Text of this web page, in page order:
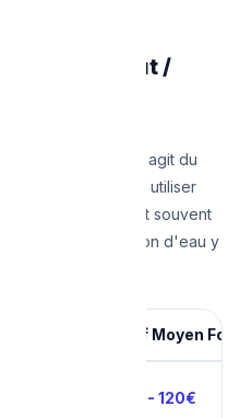
Sterfput /
suffit pas, ou s'il s'agit du
le plombier devra utiliser
(extérieurs) sont souvent
seule la pression d'eau y
/ Avaloir Tarif Moyen
bac et
90€ - 120€